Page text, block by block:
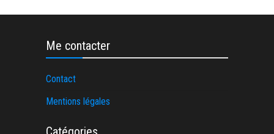
Me contacter
Contact
Mentions légales